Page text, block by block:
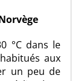
°C dans le
aux
un peu de